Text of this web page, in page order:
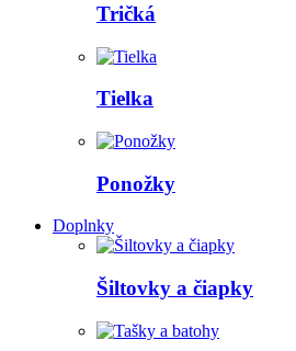
Tričká
Tielka
Ponožky
Doplnky
Šiltovky a čiapky